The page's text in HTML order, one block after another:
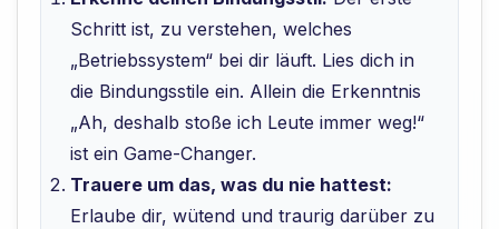
Schritt ist, zu verstehen, welches
„Betriebssystem“ bei dir läuft. Lies dich in
die Bindungsstile ein. Allein die Erkenntnis
„Ah, deshalb stoße ich Leute immer weg!“
ist ein Game-Changer.
Trauere um das, was du nie hattest:
Erlaube dir, wütend und traurig darüber zu